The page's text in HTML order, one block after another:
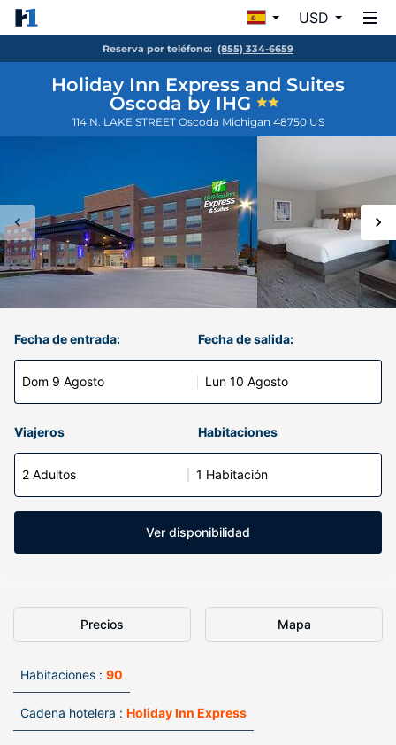
USD
Reserva por teléfono: (855) 334-6659
Holiday Inn Express and Suites
Oscoda by IHG
114 N. LAKE STREET Oscoda Michigan 48750 US
Fecha de entrada:
Dom 9 Agosto
Fecha de salida:
Lun 10 Agosto
Viajeros Habitaciones
2 Adultos 1 Habitación
Ver disponibilidad
Precios Mapa
Habitaciones : 90
Cadena hotelera : Holiday Inn Express